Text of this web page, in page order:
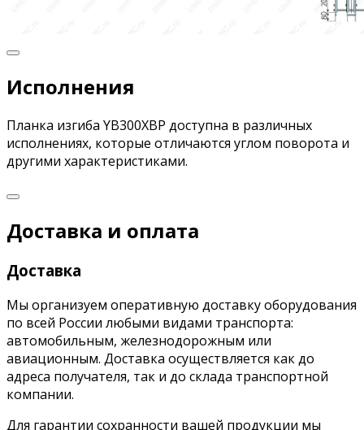
Исполнения
Планка изгиба YB300XBP доступна в различных
исполнениях, которые отличаются углом поворота и
другими характеристиками.
Доставка и оплата
Доставка
Мы организуем оперативную доставку оборудования
по всей России любыми видами транспорта:
автомобильным, железнодорожным или
авиационным. Доставка осуществляется как до
адреса получателя, так и до склада транспортной
компании.
Для гарантии сохранности вашей продукции мы